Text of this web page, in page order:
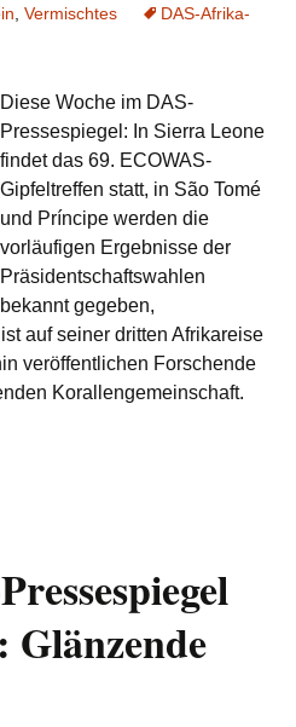
Vermischtes
DAS-Afrika-
Diese Woche im DAS-
Pressespiegel: In Sierra Leone
findet das 69. ECOWAS-
Gipfeltreffen statt, in São Tomé
und Príncipe werden die
vorläufigen Ergebnisse der
Präsidentschaftswahlen
bekannt gegeben,
auf seiner dritten Afrikareise
veröffentlichen Forschende
Korallengemeinschaft.
30/2026: Unter der
Glänzende